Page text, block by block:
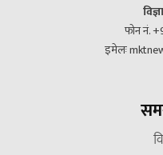
फोन नं.
इमेलः